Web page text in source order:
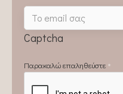
Captcha
Παρακαλώ επαληθεύστε